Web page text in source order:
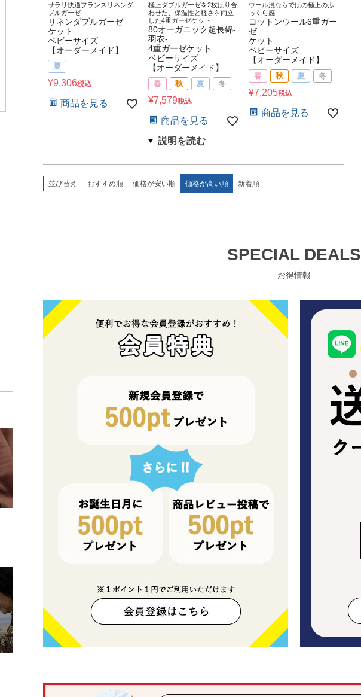
サラリ快適フランスリネンダ
ブルガーゼ
リネンダブルガーゼ
ケット
ベビーサイズ
【オーダーメイド】
夏
¥9,306税込
商品を見る
極上ダブルガーゼを2枚はり合
わせた、保温性と軽さを両立
した4重ガーゼケット
80オーガニック超長綿-
羽衣-
4重ガーゼケット
ベビーサイズ
【オーダーメイド】
春 秋 夏 冬
¥7,579税込
商品を見る
ウール混ならではの極上のふ
っくら感
コットンウール6重ガー
ゼ
ケット
ベビーサイズ
【オーダーメイド】
春 秋 夏 冬
¥7,205税込
商品を見る
並び替え おすすめ順 価格が安い順 価格が高い順 新着順
SPECIAL DEALS
お得情報